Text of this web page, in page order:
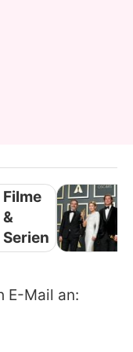
Filme
&
Serien
E-Mail an: